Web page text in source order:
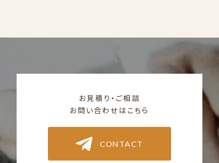
お見積り・ご相談
お問い合わせはこちら
CONTACT